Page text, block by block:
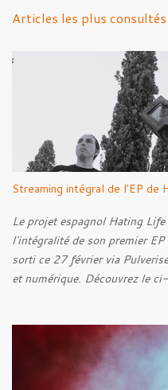
Articles les plus consultés
Streaming intégral de l'EP de
Le projet espagnol Hating
l'intégralité de son premier
sorti ce 27 février via
et numérique. Découvrez le
Rebellion Against The Vile
Sense Of Fear